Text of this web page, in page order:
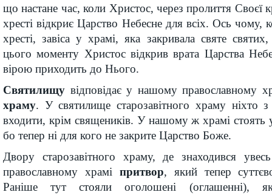
що настане час, коли Христос, через пролиття Своєї
хресті відкриє Царство Небесне для всіх. Ось чому,
хресті, завіса у храмі, яка закривала святе
цього моменту Христос відкрив врата Царства
вірою приходить до Нього.
Святилищу відповідає у нашому православному
храму. У святилище старозавітного храму ніхто
входити, крім священиків. У нашому ж храмі стоять
бо тепер ні для кого не закрите Царство Боже.
Двору старозавітного храму, де знаходився
православному храмі притвор, який тепер
Раніше тут стояли оголошені (оглашенні),